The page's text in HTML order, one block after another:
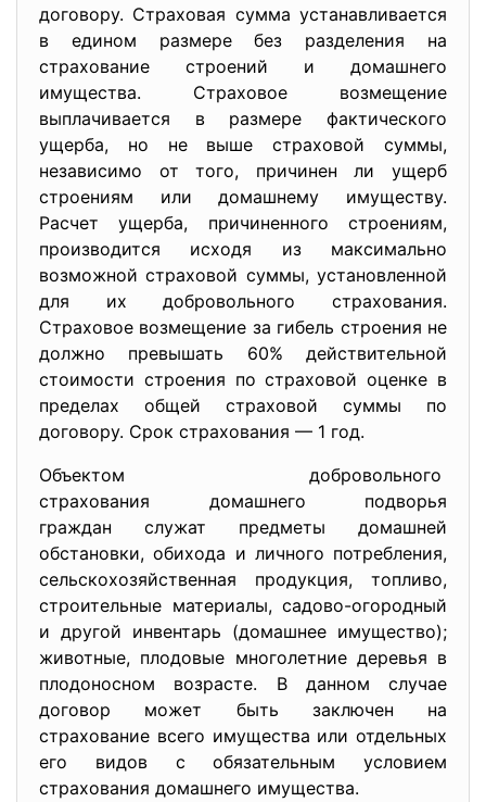
договору. Страховая сумма устанавливается
в едином размере без разделения на
страхование строений и домашнего
имущества. Страховое возмещение
выплачивается в размере фактического
ущерба, но не выше страховой суммы,
независимо от того, причинен ли ущерб
строениям или домашнему имуществу.
Расчет ущерба, причиненного строениям,
производится исходя из максимально
возможной страховой суммы, установленной
для их добровольного страхования.
Страховое возмещение за гибель строения не
должно превышать 60% действительной
стоимости строения по страховой оценке в
пределах общей страховой суммы по
договору. Срок страхования — 1 год.
Объектом добровольного
страхования домашнего подворья
граждан служат предметы домашней
обстановки, обихода и личного потребления,
сельскохозяйственная продукция, топливо,
строительные материалы, садово-огородный
и другой инвентарь (домашнее имущество);
животные, плодовые многолетние деревья в
плодоносном возрасте. В данном случае
договор может быть заключен на
страхование всего имущества или отдельных
его видов с обязательным условием
страхования домашнего имущества.